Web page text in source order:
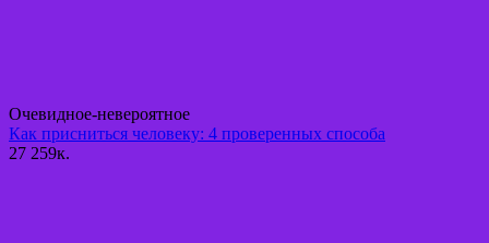
Очевидное-невероятное
Как присниться человеку: 4 проверенных способа
27 259к.